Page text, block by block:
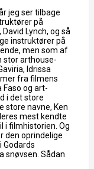
jeg ser tilbage
på
Lynch, og så
instruktører på
men som af
stor arthouse-
Idrissa
fra filmens
Faso og art-
i det store
store navne, Ken
mest kendte
i filmhistorien. Og
den oprindelige
Godards
snøvsen. Sådan